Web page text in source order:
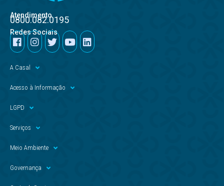
Atendimento
0800.082.0195
Redes Sociais
A Casal
Acesso à Informação
LGPD
Serviços
Meio Ambiente
Governança